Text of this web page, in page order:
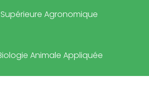
Agronomique
Animale Appliquée